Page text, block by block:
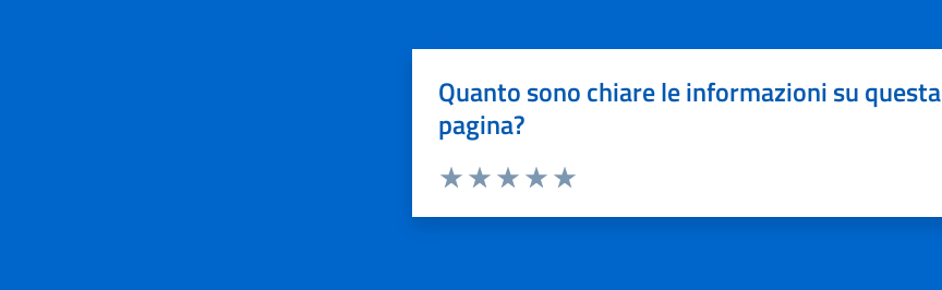
Quanto sono chiare le informazioni su questa
pagina?